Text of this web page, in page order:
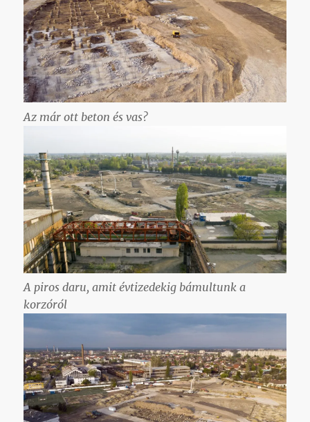
Az már ott beton és vas?
A piros daru, amit évtizedekig bámultunk a
korzóról